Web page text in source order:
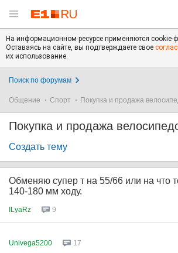
На информационном ресурсе применяются cookie-
Оставаясь на сайте, вы подтверждаете свое
их использование.
Поиск по форумам
Общение Спорт Покупка и продажа
Создать тему
Обменяю супер т на 55/66 или на что
140-180 мм ходу.
ILyaRz 9
Univega5200 17